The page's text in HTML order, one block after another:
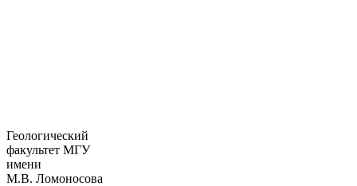
Геологический
факультет МГУ
имени
М.В. Ломоносова